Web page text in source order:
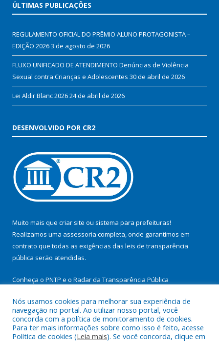
ÚLTIMAS PUBLICAÇÕES
REGULAMENTO OFICIAL DO PRÊMIO ALUNO PROTAGONISTA –
EDIÇÃO 20263 de agosto de 2026
FLUXO UNIFICADO DE ATENDIMENTO Denúncias de Violência
Sexual contra Crianças e Adolescentes 30 de abril de 2026
Lei Aldir Blanc 202624 de abril de 2026
DESENVOLVIDO POR CR2
Muito mais que criar site ou sistema para prefeituras!
Realizamos uma assessoria completa, onde garantimos em
contrato que todas as exigências das leis de transparência
pública serão atendidas.
Conheça o PNTP e o Radar da Transparência Pública
Todos os direitos reservados a Prefeitura Municipal de
Itupiranga.
Nós usamos cookies para melhorar sua experiência de
navegação no portal. Ao utilizar nosso portal, você
concorda com a política de monitoramento de cookies.
Para ter mais informações sobre como isso é feito, acesse
Política de cookies (Leia mais). Se você concorda, clique em